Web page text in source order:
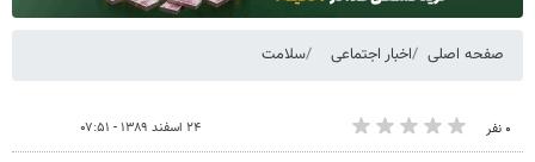
صفحه اصلی اخبار اجتماعی سلامت
۰ نفر ۲۴ اسفند ۱۳۸۹ - ۰۷:۵۱